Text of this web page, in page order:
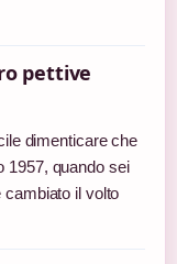
pettive
dimenticare che
1957, quando sei
il volto